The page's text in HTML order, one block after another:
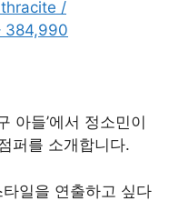
/
384,990
아들’에서 정소민이
퍼를 소개합니다.
일을 연출하고 싶다